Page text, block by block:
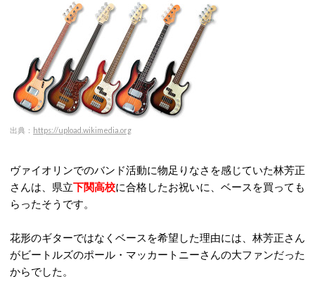
出典： https://upload.wikimedia.org
ヴァイオリンでのバンド活動に物足りなさを感じていた林芳正
さんは、県立下関高校に合格したお祝いに、ベースを買っても
らったそうです。
花形のギターではなくベースを希望した理由には、林芳正さん
がビートルズのポール・マッカートニーさんの大ファンだった
からでした。